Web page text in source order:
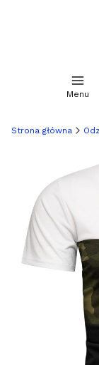
Menu
Strona główna